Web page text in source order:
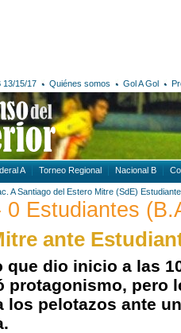
13/15/17 Quiénes somos Gol A Gol
A Torneo Regional Nacional B
A Santiago del Estero Mitre (SdE)
0 Estudiantes
ante
que dio inicio a las
protagonismo, pero
los pelotazos ante